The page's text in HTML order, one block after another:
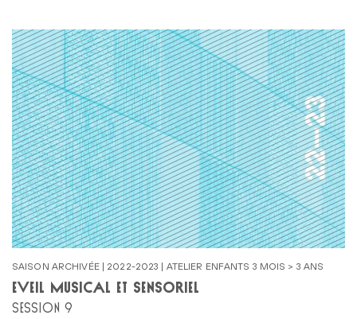
SAISON ARCHIVÉE | 2022-2023 | ATELIER ENFANTS 3 MOIS > 3 ANS
ÉVEIL MUSICAL ET SENSORIEL
SESSION 9